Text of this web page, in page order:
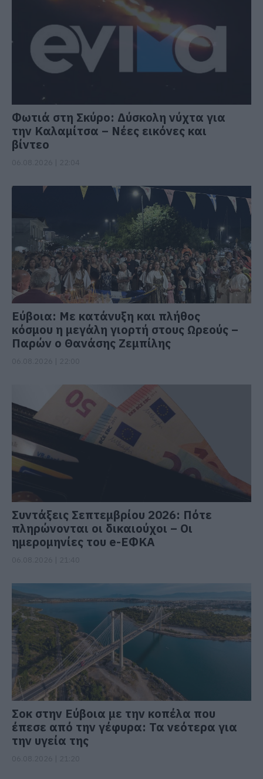
Φωτιά στη Σκύρο: Δύσκολη νύχτα για
την Καλαμίτσα – Νέες εικόνες και
βίντεο
Εύβοια: Με κατάνυξη και πλήθος
κόσμου η μεγάλη γιορτή στους Ωρεούς –
Παρών ο Θανάσης Ζεμπίλης
Συντάξεις Σεπτεμβρίου 2026: Πότε
πληρώνονται οι δικαιούχοι – Οι
ημερομηνίες του e-ΕΦΚΑ
Σοκ στην Εύβοια με την κοπέλα που
έπεσε από την γέφυρα: Τα νεότερα για
την υγεία της